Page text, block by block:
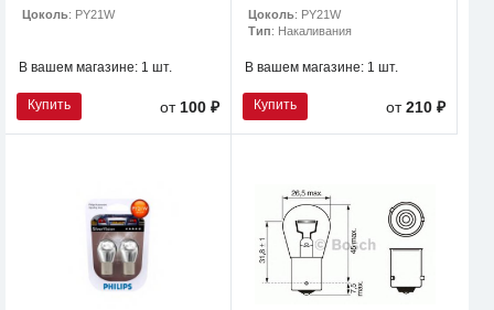
Цоколь: PY21W
В вашем магазине: 1 шт.
Купить от 100 ₽
Цоколь: PY21W
Тип: Накаливания
В вашем магазине: 1 шт.
Купить от210 ₽